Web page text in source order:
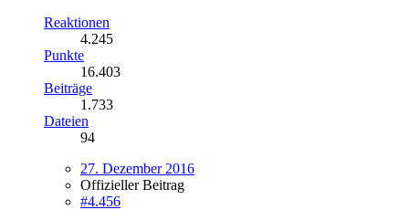
Reaktionen
4.245
Punkte
16.403
Beiträge
1.733
Dateien
94
27. Dezember 2016
Offizieller Beitrag
#4.456